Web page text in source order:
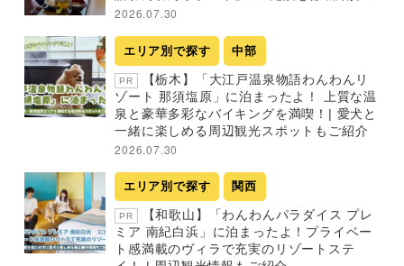
2026.07.30
エリア別で探す 中部
PR
【栃木】「大江戸温泉物語わんわんリ
ゾート 那須塩原」に泊まったよ！ 上質な温
泉と豪華多彩なバイキングを満喫！| 愛犬と
一緒に楽しめる周辺観光スポットもご紹介
2026.07.30
エリア別で探す 関西
PR
【和歌山】「わんわんパラダイス プレ
ミア 南紀白浜」に泊まったよ！プライベー
ト感満載のヴィラで充実のリゾートステ